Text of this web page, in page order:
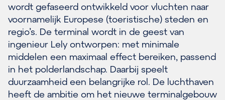
wordt gefaseerd ontwikkeld voor vluchten naar
voornamelijk Europese (toeristische) steden en
regio’s. De terminal wordt in de geest van
ingenieur Lely ontworpen: met minimale
middelen een maximaal effect bereiken, passend
in het polderlandschap. Daarbij speelt
duurzaamheid een belangrijke rol. De luchthaven
heeft de ambitie om het nieuwe terminalgebouw